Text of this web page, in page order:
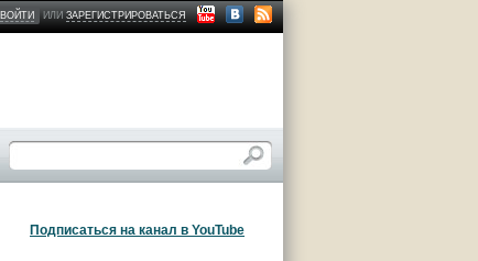
ВОЙТИ ИЛИЗАРЕГИСТРИРОВАТЬСЯ
Подписаться на канал в YouTube